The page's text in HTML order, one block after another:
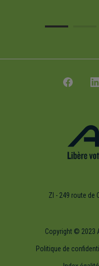
ZI - 249 route de
Copyright © 2023
Politique de